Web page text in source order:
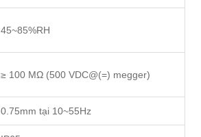
45~85%RH
≥ 100 MΩ (500 VDC@(=) megger)
0.75mm tại 10~55Hz